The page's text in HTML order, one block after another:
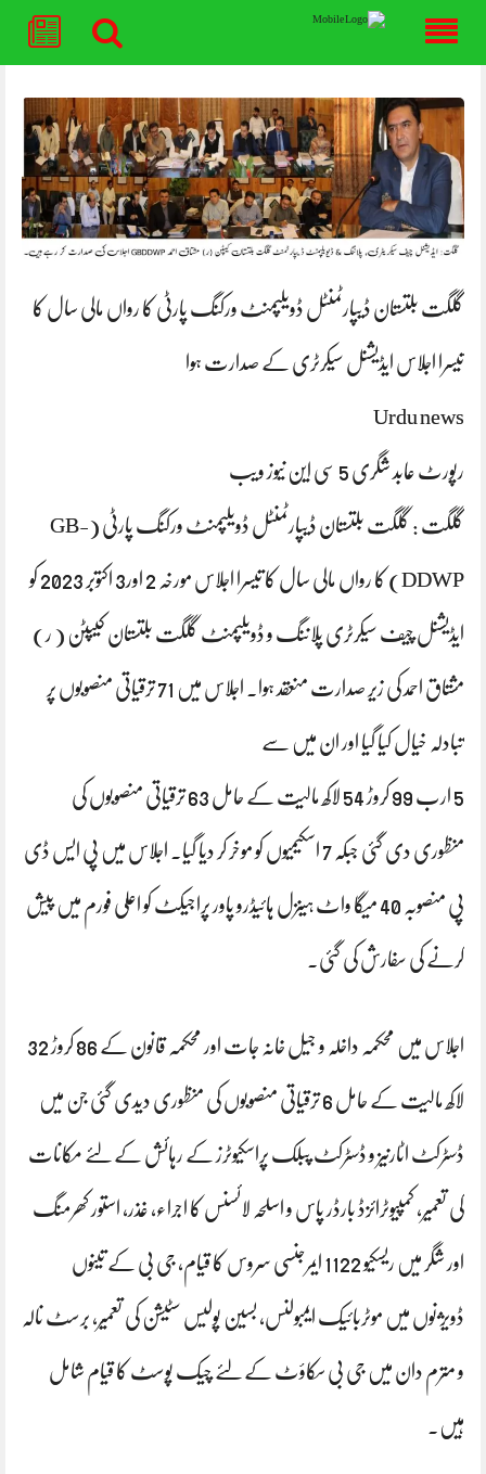
content
گلگت بلتستان ڈیپارٹمنٹل ڈویلپمنٹ ورکنگ پارٹی کا رواں مالی سال کا
تیسرا اجلاس ایڈیشنل سیکرٹری کے صدارت ہوا
Urdu news
رپورٹ عابد شگری 5 سی این نیوز ویب
گلگت : گلگت بلتستان ڈیپارٹمنٹل ڈویلپمنٹ ورکنگ پارٹی (GB-
DDWP) کا رواں مالی سال کا تیسرا اجلاس مورخہ 2 اور3 اکتوبر 2023 کو
ایڈیشنل چیف سیکرٹری پلاننگ و ڈویلپمنٹ گلگت بلتستان کیپٹن ( ر)
مشتاق احمد کی زیر صدارت منعقد ہوا۔ اجلاس میں 71 ترقیاتی منصوبوں پر
تبادلہ خیال کیا گیا اور ان میں سے
5 ارب 99 کروڑ 54 لاکھ مالیت کے حامل 63 ترقیاتی منصوبوں کی
منظوری دی گئی جبکہ 7 اسکیمیوں کو موخر کر دیا گیا۔ اجلاس میں پی ایس ڈی
پی منصوبہ 40 میگا واٹ ہینزل ہائیڈرو پاور پراجیکٹ کو اعلی فورم میں پیش
کرنے کی سفارش کی گئی۔
اجلاس میں محکمہ داخلہ و جیل خانہ جات اور محکمہ قانون کے 86 کروڑ 32
لاکھ مالیت کے حامل 6 ترقیاتی منصوبوں کی منظوری دیدی گئی جن میں
ڈسٹرکٹ اٹارنیز و ڈسٹرکٹ پبلک پراسکیوٹرز کے رہائش کےلئے مکانات
کی تعمیر، کمپیوٹرائزڈ بارڈر پاس و اسلحہ لائسنس کا اجراء، غذر، استور کھرمنگ
اور شگر میں ریسکیو 1122 ایمرجنسی سروس کا قیام، جی بی کے تینوں
ڈویژنوں میں موٹربائیک ایمبولنس، بسین پولیس سٹیشن کی تعمیر، برسٹ نالہ
و مترم دان میں جی بی سکاؤٹ کےلئے چیک پوسٹ کا قیام شامل
ہیں۔